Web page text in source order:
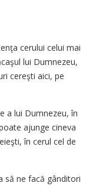
cerului celui mai
lui Dumnezeu,
cereşti aici, pe
a lui Dumnezeu, în
ajunge cineva
în cerul cel de
să ne facă gânditori